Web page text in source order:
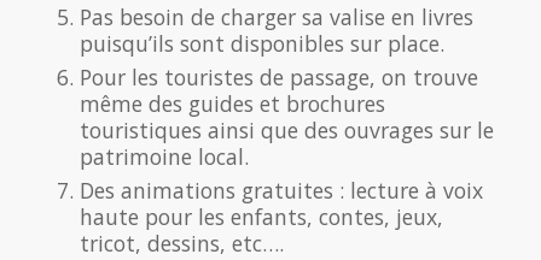
Pas besoin de charger sa valise en livres
puisqu’ils sont disponibles sur place.
Pour les touristes de passage, on trouve
même des guides et brochures
touristiques ainsi que des ouvrages sur le
patrimoine local.
Des animations gratuites : lecture à voix
haute pour les enfants, contes, jeux,
tricot, dessins, etc….